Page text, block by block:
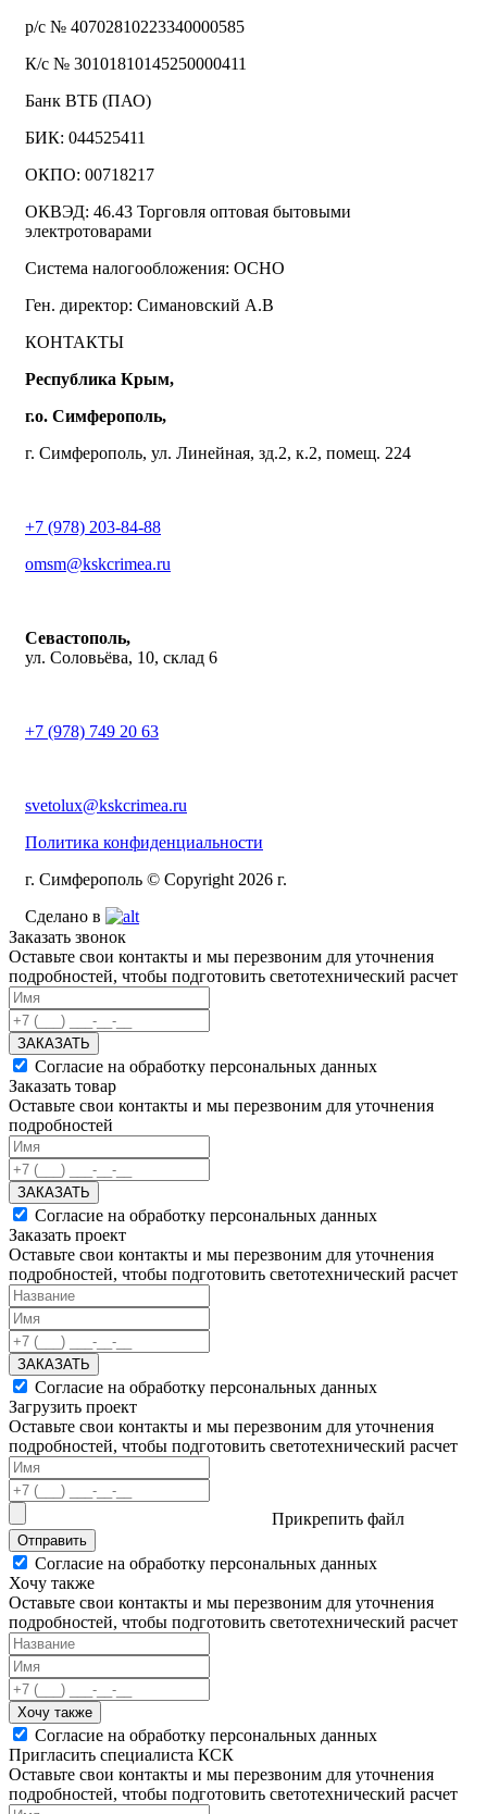
р/с № 40702810223340000585
К/с № 30101810145250000411
Банк ВТБ (ПАО)
БИК: 044525411
ОКПО: 00718217
ОКВЭД: 46.43 Торговля оптовая бытовыми
электротоварами
Система налогообложения: ОСНО
Ген. директор: Симановский А.В
КОНТАКТЫ
Республика Крым,
г.о. Симферополь,
г. Симферополь, ул. Линейная, зд.2, к.2, помещ. 224
+7 (978) 203-84-88
omsm@kskcrimea.ru
Севастополь,
ул. Соловьёва, 10, склад 6
+7 (978) 749 20 63
svetolux@kskcrimea.ru
Политика конфиденциальности
г. Симферополь © Copyright 2026 г.
Сделано в
Заказать звонок
Оставьте свои контакты и мы перезвоним для уточнения
подробностей, чтобы подготовить светотехнический расчет
ЗАКАЗАТЬ
Согласие на обработку персональных данных
Заказать товар
Оставьте свои контакты и мы перезвоним для уточнения
подробностей
ЗАКАЗАТЬ
Согласие на обработку персональных данных
Заказать проект
Оставьте свои контакты и мы перезвоним для уточнения
подробностей, чтобы подготовить светотехнический расчет
ЗАКАЗАТЬ
Согласие на обработку персональных данных
Загрузить проект
Оставьте свои контакты и мы перезвоним для уточнения
подробностей, чтобы подготовить светотехнический расчет
Прикрепить файл
Отправить
Согласие на обработку персональных данных
Хочу также
Оставьте свои контакты и мы перезвоним для уточнения
подробностей, чтобы подготовить светотехнический расчет
Хочу также
Согласие на обработку персональных данных
Пригласить специалиста КСК
Оставьте свои контакты и мы перезвоним для уточнения
подробностей, чтобы подготовить светотехнический расчет